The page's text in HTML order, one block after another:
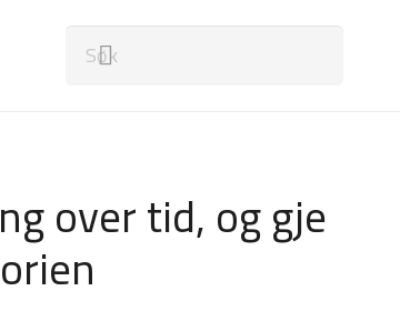
over tid, og gje